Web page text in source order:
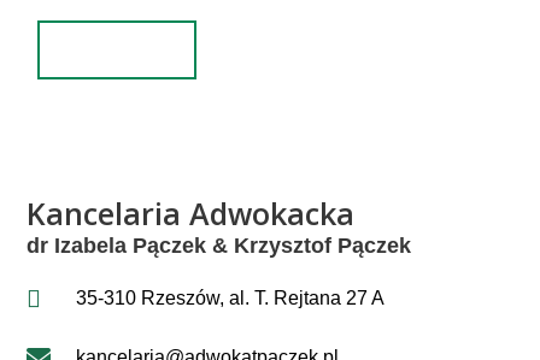
Kancelaria Adwokacka
dr Izabela Pączek & Krzysztof Pączek
35-310 Rzeszów, al. T. Rejtana 27 A